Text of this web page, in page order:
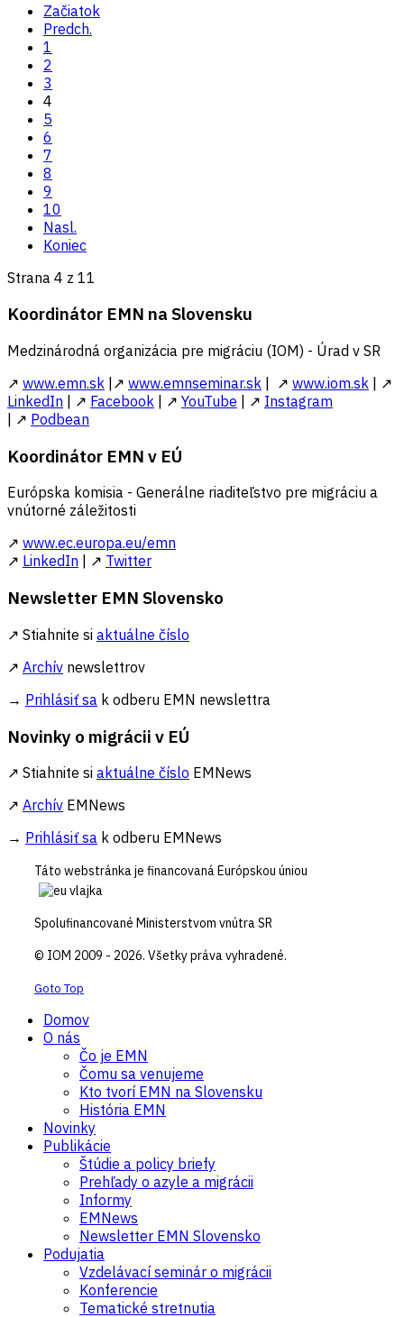
Začiatok
Predch.
1
2
3
4
5
6
7
8
9
10
Nasl.
Koniec
Strana 4 z 11
Koordinátor EMN na Slovensku
Medzinárodná organizácia pre migráciu (IOM) - Úrad v SR
↗ www.emn.sk |↗ www.emnseminar.sk | ↗ www.iom.sk | ↗
LinkedIn | ↗ Facebook | ↗ YouTube | ↗ Instagram
| ↗ Podbean
Koordinátor EMN v EÚ
Európska komisia - Generálne riaditeľstvo pre migráciu a
vnútorné záležitosti
↗ www.ec.europa.eu/emn
↗ LinkedIn | ↗ Twitter
Newsletter EMN Slovensko
↗ Stiahnite si aktuálne číslo
↗ Archív newslettrov
→ Prihlásiť sa k odberu EMN newslettra
Novinky o migrácii v EÚ
↗ Stiahnite si aktuálne číslo EMNews
↗ Archív EMNews
→ Prihlásiť sa k odberu EMNews
Táto webstránka je financovaná Európskou úniou
Spolufinancované Ministerstvom vnútra SR
© IOM 2009 - 2026. Všetky práva vyhradené.
Goto Top
Domov
O nás
Čo je EMN
Čomu sa venujeme
Kto tvorí EMN na Slovensku
História EMN
Novinky
Publikácie
Štúdie a policy briefy
Prehľady o azyle a migrácii
Informy
EMNews
Newsletter EMN Slovensko
Podujatia
Vzdelávací seminár o migrácii
Konferencie
Tematické stretnutia